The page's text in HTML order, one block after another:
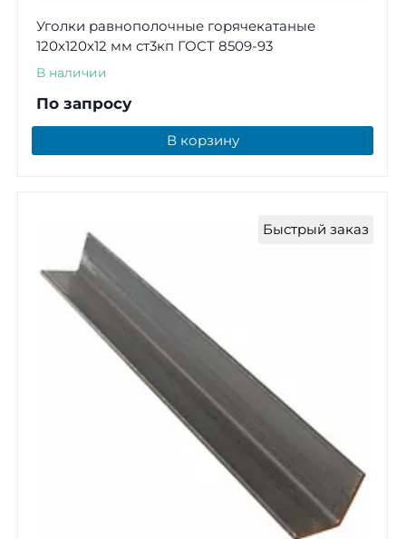
Уголки равнополочные горячекатаные
120х120х12 мм ст3кп ГОСТ 8509-93
В наличии
По запросу
В корзину
Быстрый заказ